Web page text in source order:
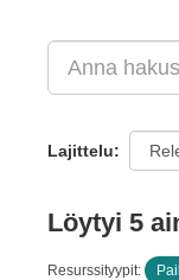
Lajittelu
Löytyi 5
Resurssityypit: